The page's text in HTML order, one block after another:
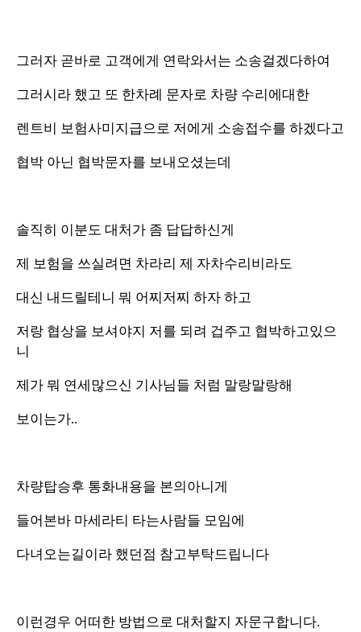
그러자 곧바로 고객에게 연락와서는 소송걸겠다하여
그러시라 했고 또 한차례 문자로 차량 수리에대한
렌트비 보험사미지급으로 저에게 소송접수를 하겠다고
협박 아닌 협박문자를 보내오셨는데
솔직히 이분도 대처가 좀 답답하신게
제 보험을 쓰실려면 차라리 제 자차수리비라도
대신 내드릴테니 뭐 어찌저찌 하자 하고
저랑 협상을 보셔야지 저를 되려 겁주고 협박하고있으
니
제가 뭐 연세많으신 기사님들 처럼 말랑말랑해
보이는가..
차량탑승후 통화내용을 본의아니게
들어본바 마세라티 타는사람들 모임에
다녀오는길이라 했던점 참고부탁드립니다
이런경우 어떠한 방법으로 대처할지 자문구합니다.